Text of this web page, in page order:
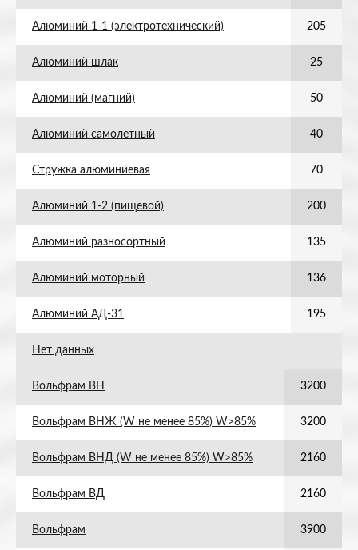
Алюминий 1-1 (электротехнический) 205
Алюминий шлак 25
Алюминий (магний) 50
Алюминий самолетный 40
Стружка алюминиевая 70
Алюминий 1-2 (пищевой) 200
Алюминий разносортный 135
Алюминий моторный 136
Алюминий АД-31 195
Нет данных
Вольфрам ВН 3200
Вольфрам ВНЖ (W не менее 85%) W>85% 3200
Вольфрам ВНД (W не менее 85%) W>85% 2160
Вольфрам ВД 2160
Вольфрам 3900